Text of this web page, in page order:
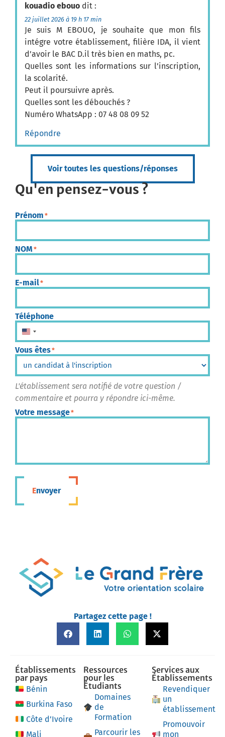
kouadio ebouo dit :
22 juillet 2026 à 19 h 17 min
Je suis M EBOUO, je souhaite que mon fils
intégre votre établissement, filière IDA, il vient
d’avoir le BAC D.il très bien en maths, pc.
Quelles sont les informations sur l’inscription,
la scolarité.
Peut il poursuivre après.
Quelles sont les débouchés ?
Numéro WhatsApp : 07 48 08 09 52
Répondre
Voir toutes les questions/réponses
Qu'en pensez-vous ?
Prénom *
NOM *
E-mail*
Téléphone
États-Unis +1
Vous êtes*
L'établissement sera notifié de votre question /
commentaire et pourra y répondre ici-même.
Votre message*
Envoyer
Partagez cette page !
Établissements
par pays
Bénin
Burkina Faso
Côte d’Ivoire
Mali
Ressources
pour les
Étudiants
Domaines
de
Formation
Parcourir les
Services aux
Établissements
Revendiquer
un
établissement
Promouvoir
mon